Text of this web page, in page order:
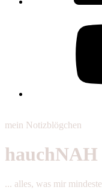
mein Notizblögchen
hauchNAH
... alles, was mir